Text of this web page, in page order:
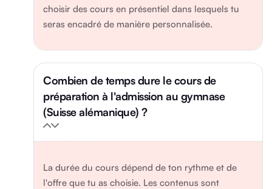
choisir des cours en présentiel dans lesquels tu
seras encadré de manière personnalisée.
Combien de temps dure le cours de
préparation à l'admission au gymnase
(Suisse alémanique) ?
La durée du cours dépend de ton rythme et de
l'offre que tu as choisie. Les contenus sont